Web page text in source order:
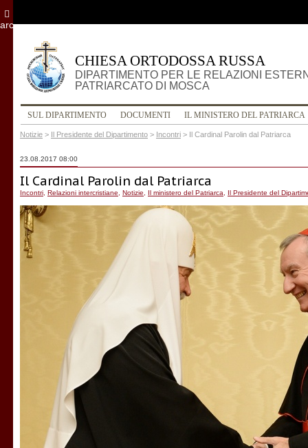
CHIESA ORTODOSSA RUSSA
DIPARTIMENTO PER LE RELAZIONI
PATRIARCATO DI MOSCA
SUL DIPARTIMENTO DOCUMENTI IL MINISTERO DEL PATRIARCA
Notizie > Il Presidente del Dipartimento > Incontri > Il Cardinal Parolin dal Patriarca
23.08.2017 08:00
Il Cardinal Parolin dal Patriarca
Incontri Relazioni intercristiane Notizie Il ministero del Patriarca Il Presidente del
archivio